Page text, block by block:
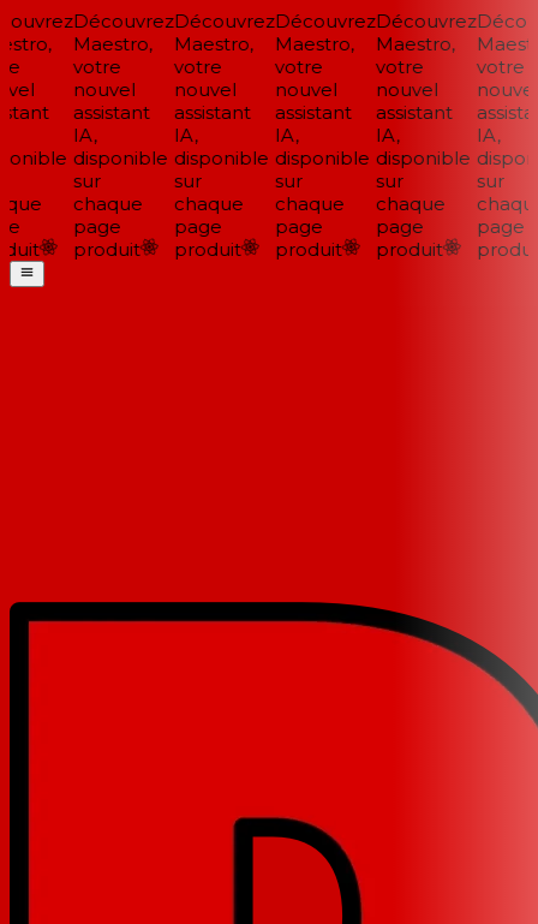
Découvrez
Maestro,
votre
nouvel
assistant
IA,
disponible
sur
chaque
page
produit
Découvrez
Maestro,
votre
nouvel
assistant
IA,
disponible
sur
chaque
page
produit
Découvrez
Maestro,
votre
nouvel
assistant
IA,
disponible
sur
chaque
page
produit
Découvrez
Maestro,
votre
nouvel
assistant
IA,
disponible
sur
chaque
page
produit
votre
nouvel
IA,
sur
chaque
page
produit